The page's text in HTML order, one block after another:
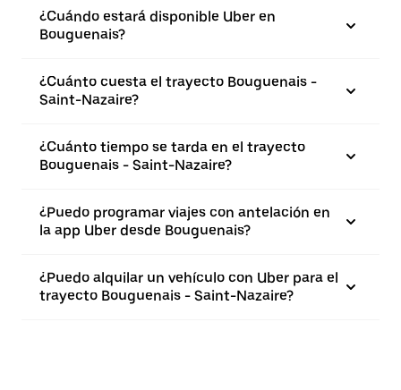
¿Cuándo estará disponible Uber en
Bouguenais?
¿Cuánto cuesta el trayecto Bouguenais -
Saint-Nazaire?
¿Cuánto tiempo se tarda en el trayecto
Bouguenais - Saint-Nazaire?
¿Puedo programar viajes con antelación en
la app Uber desde Bouguenais?
¿Puedo alquilar un vehículo con Uber para el
trayecto Bouguenais - Saint-Nazaire?